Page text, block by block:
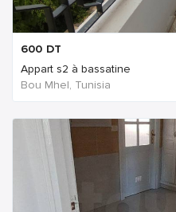
600 DT
Appart s2 à bassatine
Bou Mhel, Tunisia